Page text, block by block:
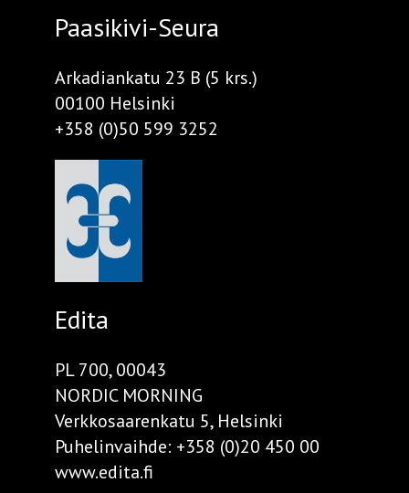
Paasikivi-Seura
Arkadiankatu 23 B (5 krs.)
00100 Helsinki
+358 (0)50 599 3252
Edita
PL 700, 00043
NORDIC MORNING
Verkkosaarenkatu 5, Helsinki
Puhelinvaihde: +358 (0)20 450 00
www.edita.fi